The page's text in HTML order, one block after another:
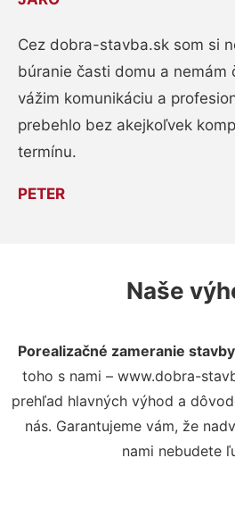
Cez dobra-stavba.sk som si
búranie časti domu a nemám
vážim komunikáciu a
prebehlo bez akejkoľvek
termínu.
PETER
Naše
Porealizačné zameranie
toho s nami – www.dobra-
prehľad hlavných výhod a
nás. Garantujeme vám, že
nami nebudete